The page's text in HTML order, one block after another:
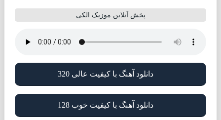
پخش آنلاین موزیک الکی
دانلود آهنگ با کیفیت عالی 320
دانلود آهنگ با کیفیت خوب 128